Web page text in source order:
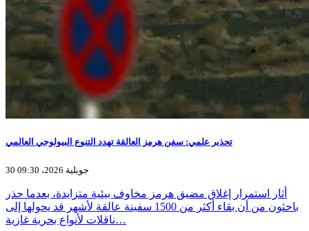
تحذير علمي: سفن هرمز العالقة تهدد التنوع البيولوجي العالمي
30 جويلية 2026، 09:30
أثار استمرار إغلاق مضيق هرمز مخاوف بيئية متزايدة، بعدما حذر
باحثون من أن بقاء أكثر من 1500 سفينة عالقة لأشهر قد يحولها إلى
ناقلات لأنواع بحرية غازية…